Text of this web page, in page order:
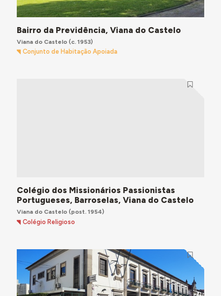
Bairro da Previdência, Viana do Castelo
Viana do Castelo(c. 1953)
Conjunto de Habitação Apoiada
Colégio dos Missionários Passionistas
Portugueses, Barroselas, Viana do Castelo
Viana do Castelo(post. 1954)
Colégio Religioso